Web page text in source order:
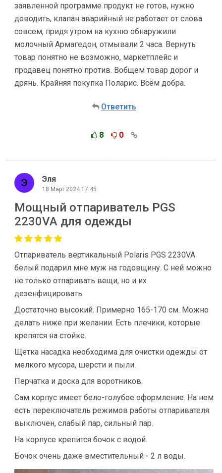
заявленной программе продукт не готов, нужно
доводить, клапан аварийный не работает от слова
совсем, придя утром на кухню обнаружили
молочный Армагедон, отмывали 2 часа. Вернуть
товар понятно не возможно, маркетплейс и
продавец понятно против. Вобщем товар дорог и
дрянь. Крайняя покупка Поларис. Всём добра.
Ответить
8 0
Эля
18 Март 2024 17:45
Мощный отпариватель PGS
2230VA для одежды
Отпариватель вертикальный Polaris PGS 2230VA
белый подарил мне муж на годовщину. С ней можно
не только отпаривать вещи, но и их
дезенфицировать.
Достаточно высокий. Примерно 165-170 см. Можно
делать ниже при желании. Есть плечики, которые
крепятся на стойке.
Щетка насадка необходима для очистки одежды от
мелкого мусора, шерсти и пыли.
Перчатка и доска для воротников.
Сам корпус имеет бело-голубое оформление. На нем
есть переключатель режимов работы отпаривателя:
выключен, слабый пар, сильный пар.
На корпусе крепится бочок с водой.
Бочок очень даже вместительный - 2 л воды.